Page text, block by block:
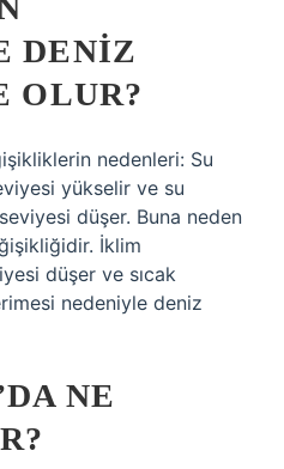
DENIZ
OLUR?
nedenleri: Su
yükselir ve su
düşer. Buna neden
İklim
düşer ve sıcak
nedeniyle deniz
NE